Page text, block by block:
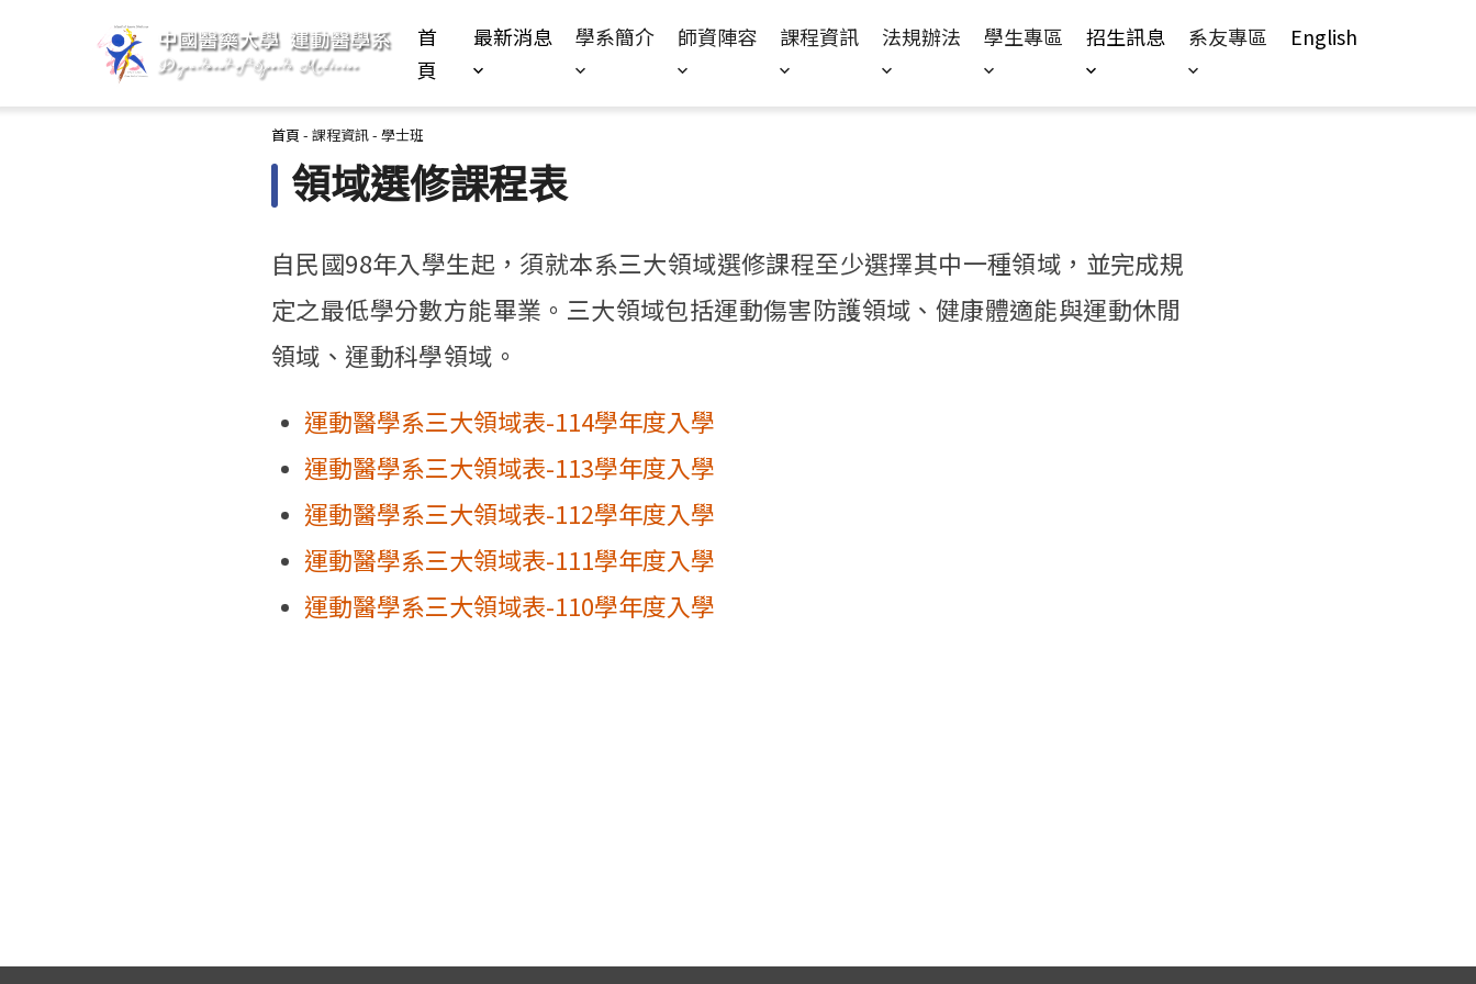
首
頁
最新消息 學系簡介 師資陣容 課程資訊 法規辦法 學生專區 招生訊息 系友專區 English
您在這裡
首頁 - 課程資訊- 學士班
領域選修課程表
自民國98年入學生起，須就本系三大領域選修課程至少選擇其中一種領域，並完成規
定之最低學分數方能畢業。三大領域包括運動傷害防護領域、健康體適能與運動休閒
領域、運動科學領域。
運動醫學系三大領域表-114學年度入學
運動醫學系三大領域表-113學年度入學
運動醫學系三大領域表-112學年度入學
運動醫學系三大領域表-111學年度入學
運動醫學系三大領域表-110學年度入學